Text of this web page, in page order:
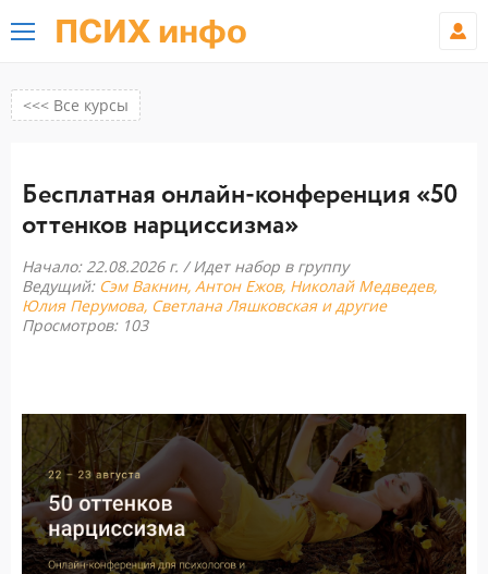
ПСИХ инфо
<<< Все курсы
Бесплатная онлайн-конференция «50
оттенков нарциссизма»
Начало: 22.08.2026 г. /Идет набор в группу
Ведущий: Сэм Вакнин, Антон Ежов, Николай Медведев,
Юлия Перумова, Светлана Ляшковская и другие
Просмотров: 103